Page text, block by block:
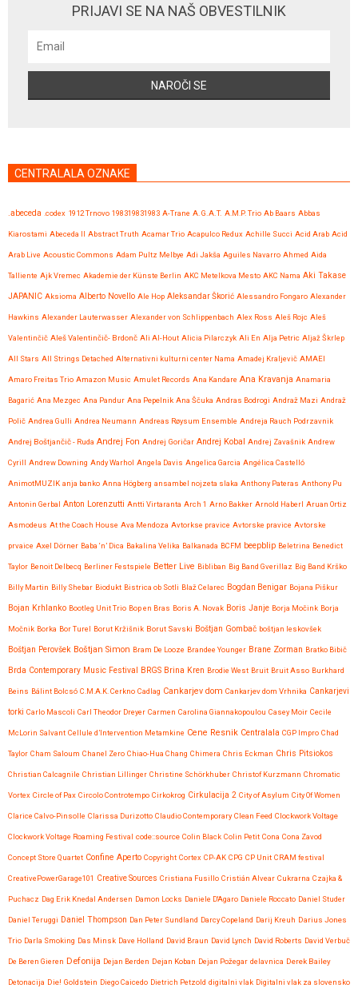
PRIJAVI SE NA NAŠ OBVESTILNIK
CENTRALALA OZNAKE
.abeceda .codex 1912 Trnovo 198319831983 A-Trane A.G.A.T. A.M.P. Trio Ab Baars Abbas
Kiarostami Abeceda II Abstract Truth Acamar Trio Acapulco Redux Achille Succi Acid Arab Acid
Arab Live Acoustic Commons Adam Pultz Melbye Adi Jakša Aguiles Navarro Ahmed Aida
Talliente Ajk Vremec Akademie der Künste Berlin AKC Metelkova Mesto AKC Nama Aki Takase
JAPANIC Aksioma Alberto Novello Ale Hop Aleksandar Škorić Alessandro Fongaro Alexander
Hawkins Alexander Lauterwasser Alexander von Schlippenbach Alex Ross Aleš Rojc Aleš
Valentinčič Aleš Valentinčič- Brdonč Ali Al-Hout Alicia Pilarczyk Ali En Alja Petric Aljaž Škrlep
All Stars All Strings Detached Alternativni kulturni center Nama Amadej Kraljevič AMAEI
Amaro Freitas Trio Amazon Music Amulet Records Ana Kandare Ana Kravanja Anamaria
Bagarić Ana Mezgec Ana Pandur Ana Pepelnik Ana Ščuka Andras Bodrogi Andraž Mazi Andraž
Polič Andrea Gulli Andrea Neumann Andreas Røysum Ensemble Andreja Rauch Podrzavnik
Andrej Boštjančič - Ruda Andrej Fon Andrej Goričar Andrej Kobal Andrej Zavašnik Andrew
Cyrill Andrew Downing Andy Warhol Angela Davis Angelica Garcia Angélica Castelló
AnimotMUZIK anja banko Anna Högberg ansambel nojzeta slaka Anthony Pateras Anthony Pu
Antonin Gerbal Anton Lorenzutti Antti Virtaranta Arch 1 Arno Bakker Arnold Haberl Aruan Ortiz
Asmodeus At the Coach House Ava Mendoza Avtorkse pravice Avtorske pravice Avtorske
prvaice Axel Dörner Baba ‘n’ Dica Bakalina Velika Balkanada BCFM beepblip Beletrina Benedict
Taylor Benoit Delbecq Berliner Festspiele Better Live Bibliban Big Band Gverillaz Big Band Krško
Billy Martin Billy Shebar Biodukt Bistrica ob Sotli Blaž Celarec Bogdan Benigar Bojana Piškur
Bojan Krhlanko Bootleg Unit Trio Bop en Bras Boris A. Novak Boris Janje Borja Močink Borja
Močnik Borka Bor Turel Borut Kržišnik Borut Savski Boštjan Gombač boštjan leskovšek
Boštjan Perovšek Boštjan Simon Bram De Looze Brandee Younger Brane Zorman Bratko Bibič
Brda Contemporary Music Festival BRGS Brina Kren Brodie West Bruit Bruit Asso Burkhard
Beins Bálint Bolcsó C.M.A.K. Cerkno Cadlag Cankarjev dom Cankarjev dom Vrhnika Cankarjevi
torki Carlo Mascoli Carl Theodor Dreyer Carmen Carolina Giannakopoulou Casey Moir Cecile
McLorin Salvant Cellule d’Intervention Metamkine Cene Resnik Centralala CGP Impro Chad
Taylor Cham Saloum Chanel Zero Chiao-Hua Chang Chimera Chris Eckman Chris Pitsiokos
Christian Calcagnile Christian Lillinger Christine Schörkhuber Christof Kurzmann Chromatic
Vortex Circle of Pax Circolo Controtempo Cirkokrog Cirkulacija 2 City of Asylum City Of Women
Clarice Calvo-Pinsolle Clarissa Durizotto Claudio Contemporary Clean Feed Clockwork Voltage
Clockwork Voltage Roaming Festival code::source Colin Black Colin Petit Cona Cona Zavod
Concept Store Quartet Confine Aperto Copyright Cortex CP-AK CPG CP Unit CRAM festival
CreativePowerGarage101 Creative Sources Cristiana Fusillo Cristián Alvear Cukrarna Czajka &
Puchacz Dag Erik Knedal Andersen Damon Locks Daniele D'Agaro Daniele Roccato Daniel Studer
Daniel Teruggi Daniel Thompson Dan Peter Sundland Darcy Copeland Darij Kreuh Darius Jones
Trio Darla Smoking Das Minsk Dave Holland David Braun David Lynch David Roberts David Verbuč
De Beren Gieren Defonija Dejan Berden Dejan Koban Dejan Požegar delavnica Derek Bailey
Detonacija Die! Goldstein Diego Caicedo Dietrich Petzold digitalni vlak Digitalni vlak za slovensko